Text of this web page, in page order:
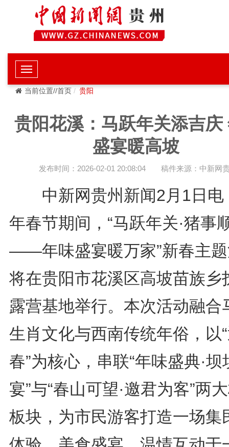
当前位置//首页 贵阳
贵阳花溪：马跃年关添吉庆
盛宴暖高坡
发布时间：2026-02-01 20:08:04 稿件来源：中新网
中新网贵州新闻2月1日电
年春节期间，“马跃年关·猪事
——年味盛宴暖万家”新春主
将在贵阳市花溪区高坡苗族乡
露营基地举行。本次活动融合
生肖文化与西南传统年俗，以
春”为核心，串联“年味盛典·坝
宴”与“春山可望·邀君为客”两
板块，为市民游客打造一场集